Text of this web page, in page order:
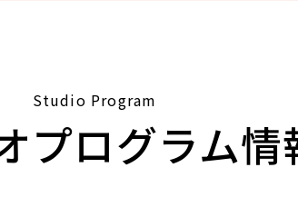
Studio Program
プログラム情